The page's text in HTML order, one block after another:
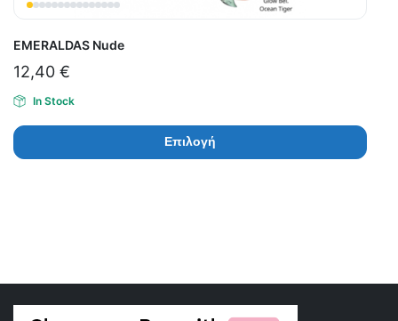
EMERALDAS Nude
12,40 €
In Stock
Επιλογή